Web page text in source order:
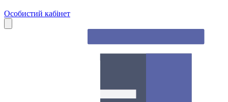
Особистий кабінет